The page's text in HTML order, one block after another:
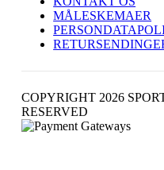
MÅLESKEMAER
COPYRIGHT 2026
RESERVED